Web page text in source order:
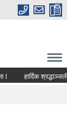
हार्दिक श्रद्धाञ्जली